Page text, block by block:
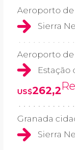
Aeroporto de
Sierra
Aeroporto de
Estação
US$262,2
Granada
Sierra